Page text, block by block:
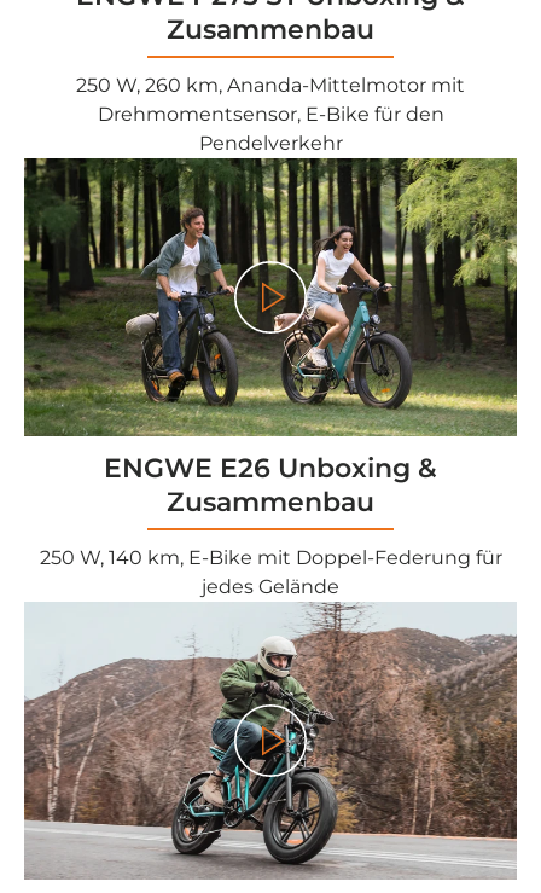
Zusammenbau
250 W, 260 km, Ananda-Mittelmotor mit
Drehmomentsensor, E-Bike für den
Pendelverkehr
Play
ENGWE E26 Unboxing &
Zusammenbau
250 W, 140 km, E-Bike mit Doppel-Federung für
jedes Gelände
Play